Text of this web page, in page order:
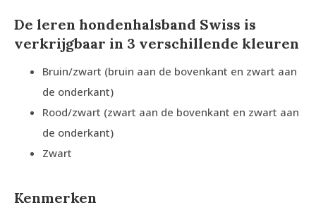
De leren hondenhalsband Swiss is
verkrijgbaar in 3 verschillende kleuren
Bruin/zwart (bruin aan de bovenkant en zwart aan
de onderkant)
Rood/zwart (zwart aan de bovenkant en zwart aan
de onderkant)
Zwart
Kenmerken